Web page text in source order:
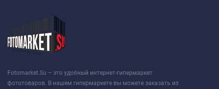
Fotomarket.Su – это удобный интернет-гипермаркет
фототоваров. В нашем гипермаркете вы можете заказать из